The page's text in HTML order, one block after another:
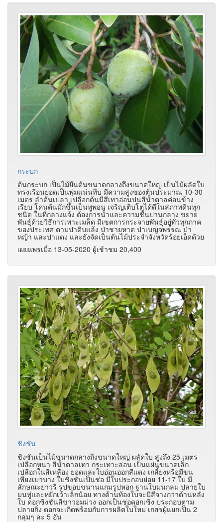
กระบก
ต้นกระบก เป็นไม้ยืนต้นขนาดกลางถึงขนาดใหญ่ เป็นไม้ผลัดใบ
ทรงเรือนยอดเป็นพุ่มแน่นทึบ มีความสูงของต้นประมาณ 10-30
เมตร ลำต้นเปลา เปลือกต้นมีสีเทาอ่อนปนสีน้ำตาลค่อนข้าง
เรียบ โคนต้นมักขึ้นเป็นพูพอน เจริญเติบโตได้ดีในสภาพดินทุก
ชนิด ในที่กลางแจ้ง ต้องการน้ำและความชื้นปานกลาง ขยาย
พันธุ์ด้วยวิธีการเพาะเมล็ด มีเขตการกระจายพันธุ์อยู่ทั่วทุกภาค
ของประเทศ ตามป่าดิบแล้ง ป่าชายหาด ป่าเบญจพรรณ ป่า
หญ้า และป่าแดง และยังจัดเป็นต้นไม้ประจำจังหวัดร้อยเอ็ดด้วย
เผยแพร่เมื่อ 13-05-2020 ผู้เช้าชม 20,400
ชิงชัน
ชิงชันเป็นไม้ขนาดกลางถึงขนาดใหญ่ ผลัดใบ สูงถึง 25 เมตร
เปลือกหนา สีน้ำตาลเทา กระเทาะล่อน เป็นแผ่นขนาดเล็ก
เปลือกในสีเหลือง ยอดและใบอ่อนออกสีแดง เกลี้ยงหรือมีขน
เพียงเบาบาง ใบชิงชันเป็นช่อ มีใบประกอบย่อย 11-17 ใบ มี
ลักษณะยาวรี รูปขอบขนานแกมรูปหอก ฐานใบมนกลม ปลายใบ
มนทู่และหยักเว้าเล็กน้อย ทางด้านท้องใบจะมีสีจางกว่าด้านหลัง
ใบ ดอกชิงชันสีขาวอมม่วง ออกเป็นช่อดอกเชิง ประกอบตาม
ปลายกิ่ง ดอกจะเกิดพร้อมกับการผลิตใบใหม่ เกสรผู้แยกเป็น 2
กลุ่มๆ ละ 5 อัน